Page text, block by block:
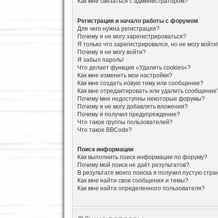
Регистрация и начало работы с форумом
Для чего нужна регистрация?
Почему я не могу зарегистрироваться?
Я только что зарегистрировался, но не могу войти!
Почему я не могу войти?
Я забыл пароль!
Что делает функция «Удалить cookies»?
Как мне изменить мои настройки?
Как мне создать новую тему или сообщение?
Как мне отредактировать или удалить
Почему мне недоступны некоторые форумы?
Почему я не могу добавлять вложения?
Почему я получил предупреждение?
Что такое группы пользователей?
Что такое BBCode?
Поиск информации
Как выполнить поиск информации по форуму?
Почему мой поиск не даёт результатов?
В результате моего поиска я получил пустую
Как мне найти свои сообщения и темы?
Как мне найти определенного пользователя?